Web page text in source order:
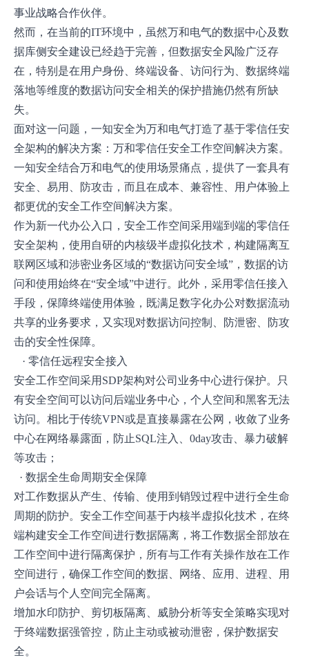
事业战略合作伙伴。
然而，在当前的IT环境中，虽然万和电气的数据中心及数
据库侧安全建设已经趋于完善，但数据安全风险广泛存
在，特别是在用户身份、终端设备、访问行为、数据终端
落地等维度的数据访问安全相关的保护措施仍然有所缺
失。
面对这一问题，一知安全为万和电气打造了基于零信任安
全架构的解决方案：万和零信任安全工作空间解决方案。
一知安全结合万和电气的使用场景痛点，提供了一套具有
安全、易用、防攻击，而且在成本、兼容性、用户体验上
都更优的安全工作空间解决方案。
作为新一代办公入口，安全工作空间采用端到端的零信任
安全架构，使用自研的内核级半虚拟化技术，构建隔离互
联网区域和涉密业务区域的“数据访问安全域”，数据的访
问和使用始终在“安全域”中进行。此外，采用零信任接入
手段，保障终端使用体验，既满足数字化办公对数据流动
共享的业务要求，又实现对数据访问控制、防泄密、防攻
击的安全性保障。
· 零信任远程安全接入
安全工作空间采用SDP架构对公司业务中心进行保护。只
有安全空间可以访问后端业务中心，个人空间和黑客无法
访问。相比于传统VPN或是直接暴露在公网，收敛了业务
中心在网络暴露面，防止SQL注入、0day攻击、暴力破解
等攻击；
· 数据全生命周期安全保障
对工作数据从产生、传输、使用到销毁过程中进行全生命
周期的防护。安全工作空间基于内核半虚拟化技术，在终
端构建安全工作空间进行数据隔离，将工作数据全部放在
工作空间中进行隔离保护，所有与工作有关操作放在工作
空间进行，确保工作空间的数据、网络、应用、进程、用
户会话与个人空间完全隔离。
增加水印防护、剪切板隔离、威胁分析等安全策略实现对
于终端数据强管控，防止主动或被动泄密，保护数据安
全。